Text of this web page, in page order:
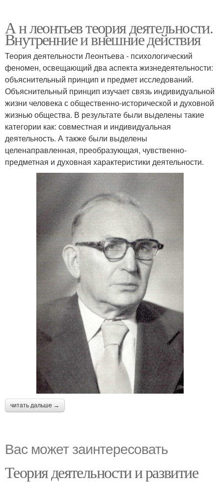
А н леонтьев теория деятельности.
Внутренние и внешние действия
Теория деятельности Леонтьева - психологический
феномен, освещающий два аспекта жизнедеятельности:
объяснительный принцип и предмет исследований.
Объяснительный принцип изучает связь индивидуальной
жизни человека с общественно-исторической и духовной
жизнью общества. В результате были выделены такие
категории как: совместная и индивидуальная
деятельность. А также были выделены
целенаправленная, преобразующая, чувственно-
предметная и духовная характеристики деятельности.
читать дальше →
Вас может заинтересовать
Теория деятельности и развитие